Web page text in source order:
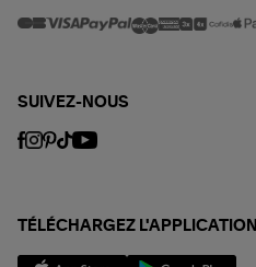
SUIVEZ-NOUS
TÉLÉCHARGEZ L'APPLICATION